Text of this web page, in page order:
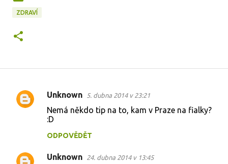
ZDRAVÍ
K
n
Unknown 5. dubna 2014 v 23:21
Nemá někdo tip na to, kam v Praze na fialky?
:D
ODPOVĚDĚT
Unknown 24. dubna 2014 v 13:45